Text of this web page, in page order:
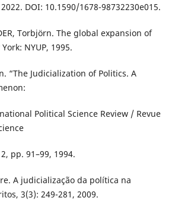
DOI: 10.1590/1678-98732230e015.
Torbjörn. The global expansion of
NYUP, 1995.
“The Judicialization of Politics. A
Political Science Review / Revue
pp. 91–99, 1994.
A judicialização da política na
3(3): 249-281, 2009.